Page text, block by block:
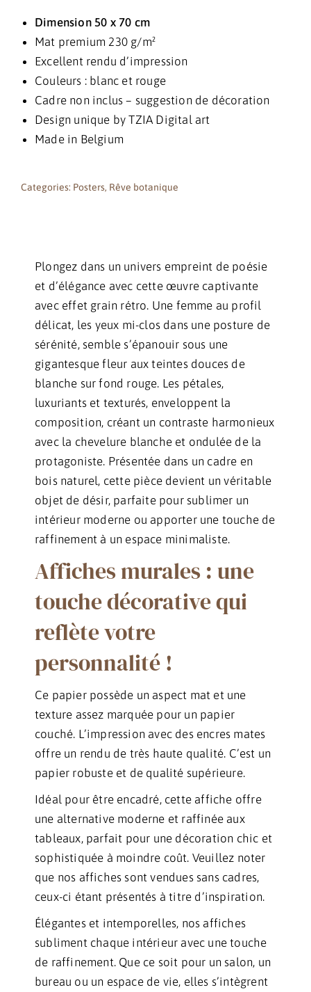
Dimension 50 x 70 cm
Mat premium 230 g/m²
Excellent rendu d’impression
Couleurs : blanc et rouge
Cadre non inclus – suggestion de décoration
Design unique by TZIA Digital art
Made in Belgium
Categories: Posters, Rêve botanique
Plongez dans un univers empreint de poésie
et d’élégance avec cette œuvre captivante
avec effet grain rétro. Une femme au profil
délicat, les yeux mi-clos dans une posture de
sérénité, semble s’épanouir sous une
gigantesque fleur aux teintes douces de
blanche sur fond rouge. Les pétales,
luxuriants et texturés, enveloppent la
composition, créant un contraste harmonieux
avec la chevelure blanche et ondulée de la
protagoniste. Présentée dans un cadre en
bois naturel, cette pièce devient un véritable
objet de désir, parfaite pour sublimer un
intérieur moderne ou apporter une touche de
raffinement à un espace minimaliste.
Affiches murales : une
touche décorative qui
reflète votre
personnalité !
Ce papier possède un aspect mat et une
texture assez marquée pour un papier
couché. L’impression avec des encres mates
offre un rendu de très haute qualité. C’est un
papier robuste et de qualité supérieure.
Idéal pour être encadré, cette affiche offre
une alternative moderne et raffinée aux
tableaux, parfait pour une décoration chic et
sophistiquée à moindre coût. Veuillez noter
que nos affiches sont vendues sans cadres,
ceux-ci étant présentés à titre d’inspiration.
Élégantes et intemporelles, nos affiches
subliment chaque intérieur avec une touche
de raffinement. Que ce soit pour un salon, un
bureau ou un espace de vie, elles s’intègrent